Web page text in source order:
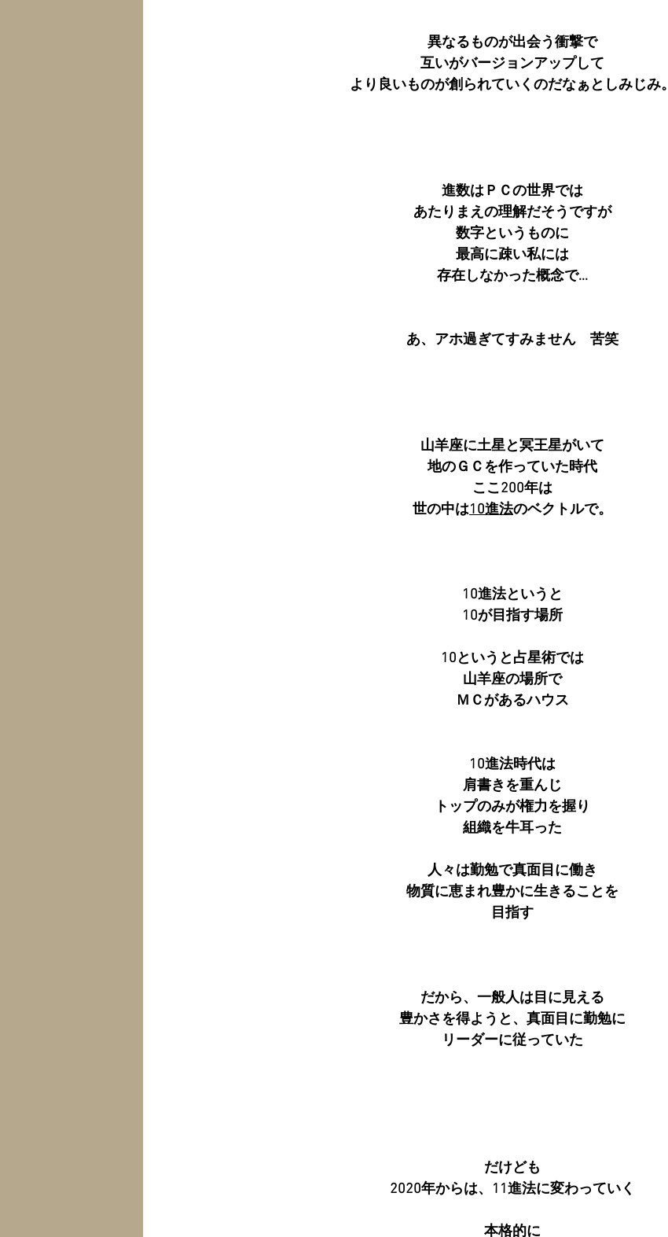
異なるものが出会う衝撃で
互いがバージョンアップして
より良いものが創られていくのだなぁとしみじみ。
進数はＰＣの世界では
あたりまえの理解だそうですが
数字というものに
最高に疎い私には
存在しなかった概念で...
あ、アホ過ぎてすみません　苦笑
山羊座に土星と冥王星がいて
地のＧＣを作っていた時代
ここ200年は
世の中は10進法のベクトルで。
10進法というと
10が目指す場所
10というと占星術では
山羊座の場所で
ＭＣがあるハウス
10進法時代は
肩書きを重んじ
トップのみが権力を握り
組織を牛耳った
人々は勤勉で真面目に働き
物質に恵まれ豊かに生きることを
目指す
だから、一般人は目に見える
豊かさを得ようと、真面目に勤勉に
リーダーに従っていた
だけども
2020年からは、11進法に変わっていく
本格的に